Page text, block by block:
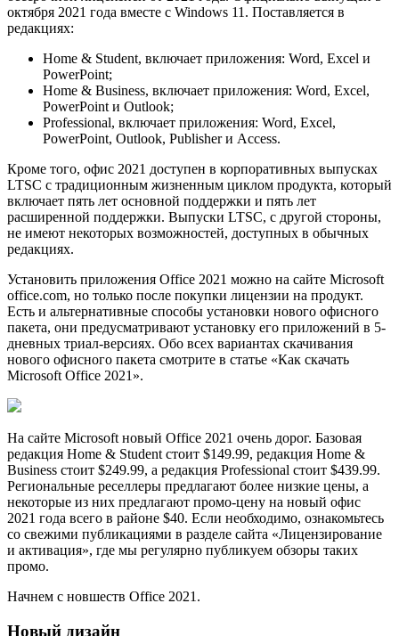
октября 2021 года вместе с Windows 11. Поставляется в
редакциях:
Home & Student, включает приложения: Word, Excel и
PowerPoint;
Home & Business, включает приложения: Word, Excel,
PowerPoint и Outlook;
Professional, включает приложения: Word, Excel,
PowerPoint, Outlook, Publisher и Access.
Кроме того, офис 2021 доступен в корпоративных выпусках
LTSC с традиционным жизненным циклом продукта, который
включает пять лет основной поддержки и пять лет
расширенной поддержки. Выпуски LTSC, с другой стороны,
не имеют некоторых возможностей, доступных в обычных
редакциях.
Установить приложения Office 2021 можно на сайте Microsoft
office.com, но только после покупки лицензии на продукт.
Есть и альтернативные способы установки нового офисного
пакета, они предусматривают установку его приложений в 5-
дневных триал-версиях. Обо всех вариантах скачивания
нового офисного пакета смотрите в статье «Как скачать
Microsoft Office 2021».
На сайте Microsoft новый Office 2021 очень дорог. Базовая
редакция Home & Student стоит $149.99, редакция Home &
Business стоит $249.99, а редакция Professional стоит $439.99.
Региональные реселлеры предлагают более низкие цены, а
некоторые из них предлагают промо-цену на новый офис
2021 года всего в районе $40. Если необходимо, ознакомьтесь
со свежими публикациями в разделе сайта «Лицензирование
и активация», где мы регулярно публикуем обзоры таких
промо.
Начнем с новшеств Office 2021.
Новый дизайн